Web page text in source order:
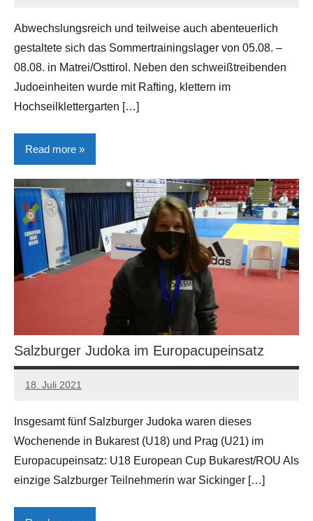
Abwechslungsreich und teilweise auch abenteuerlich
gestaltete sich das Sommertrainingslager von 05.08. –
08.08. in Matrei/Osttirol. Neben den schweißtreibenden
Judoeinheiten wurde mit Rafting, klettern im
Hochseilklettergarten […]
Read more
Allgemein
Salzburger Judoka im Europacupeinsatz
18. Juli 2021
Manfred
Insgesamt fünf Salzburger Judoka waren dieses
Wochenende in Bukarest (U18) und Prag (U21) im
Europacupeinsatz: U18 European Cup Bukarest/ROU Als
einzige Salzburger Teilnehmerin war Sickinger […]